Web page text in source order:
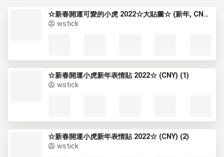
☆新春開運可愛的小虎 2022☆大貼圖☆ (新年, CNY) (2)
wstick
☆新春開運小虎新年表情貼 2022☆ (CNY) (1)
wstick
☆新春開運小虎新年表情貼 2022☆ (CNY) (2)
wstick